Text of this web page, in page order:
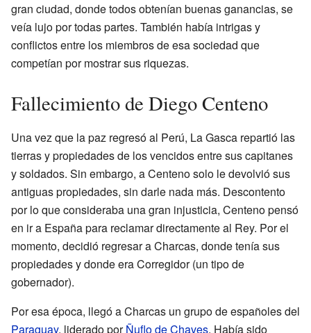
gran ciudad, donde todos obtenían buenas ganancias, se
veía lujo por todas partes. También había intrigas y
conflictos entre los miembros de esa sociedad que
competían por mostrar sus riquezas.
Fallecimiento de Diego Centeno
Una vez que la paz regresó al Perú, La Gasca repartió las
tierras y propiedades de los vencidos entre sus capitanes
y soldados. Sin embargo, a Centeno solo le devolvió sus
antiguas propiedades, sin darle nada más. Descontento
por lo que consideraba una gran injusticia, Centeno pensó
en ir a España para reclamar directamente al Rey. Por el
momento, decidió regresar a Charcas, donde tenía sus
propiedades y donde era Corregidor (un tipo de
gobernador).
Por esa época, llegó a Charcas un grupo de españoles del
Paraguay, liderado porÑuflo de Chaves. Había sido